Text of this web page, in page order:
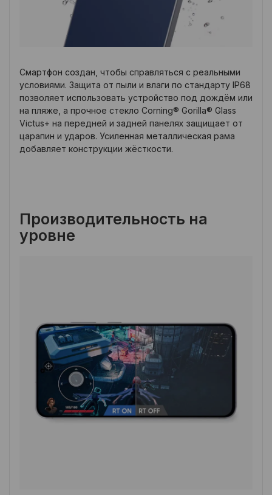
Смартфон создан, чтобы справляться с реальными
условиями. Защита от пыли и влаги по стандарту IP68
позволяет использовать устройство под дождём или
на пляже, а прочное стекло Corning® Gorilla® Glass
Victus+ на передней и задней панелях защищает от
царапин и ударов. Усиленная металлическая рама
добавляет конструкции жёсткости.
Производительность на
уровне